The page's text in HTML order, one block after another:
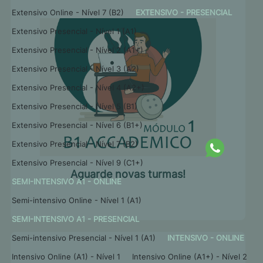
Extensivo Online - Nível 7 (B2)
EXTENSIVO - PRESENCIAL
Extensivo Presencial - Nível 1 (A1)
Extensivo Presencial - Nível 2 (A1+)
Extensivo Presencial - Nível 3 (A2)
Extensivo Presencial - Nível 4 (A2+)
Extensivo Presencial - Nível 5 (B1)
Extensivo Presencial - Nível 6 (B1+)
Extensivo Presencial - Nível 7 (B2)
Extensivo Presencial - Nível 9 (C1+)
SEMI-INTENSIVO A1 - ONLINE
Semi-intensivo Online - Nível 1 (A1)
SEMI-INTENSIVO A1 - PRESENCIAL
Semi-intensivo Presencial - Nível 1 (A1)
INTENSIVO - ONLINE
Intensivo Online (A1) - Nível 1
Intensivo Online (A1+) - Nível 2
Aguarde novas turmas!